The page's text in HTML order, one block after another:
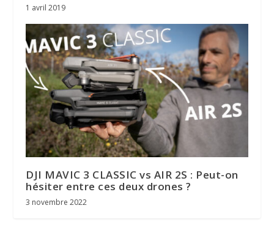
1 avril 2019
DJI MAVIC 3 CLASSIC vs AIR 2S : Peut-on
hésiter entre ces deux drones ?
3 novembre 2022